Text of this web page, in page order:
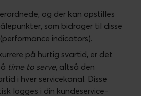
holder sig på det
jævnligt, og hvis
kan der ske store skift i
kræver total gentænkning af
(Scaling Customer Service